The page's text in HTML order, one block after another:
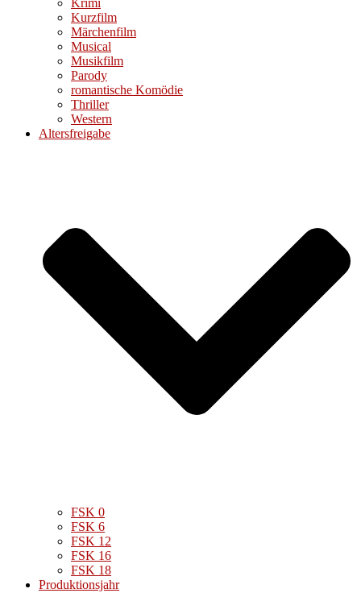
Krimi
Kurzfilm
Märchenfilm
Musical
Musikfilm
Parody
romantische Komödie
Thriller
Western
Altersfreigabe
FSK 0
FSK 6
FSK 12
FSK 16
FSK 18
Produktionsjahr